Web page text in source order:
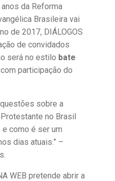
da Reforma
Brasileira vai
de 2017, DIÁLOGOS
de convidados
será no estilo bate
participação do
sobre a
no Brasil
como é ser um
dias atuais.” –
WEB pretende abrir a